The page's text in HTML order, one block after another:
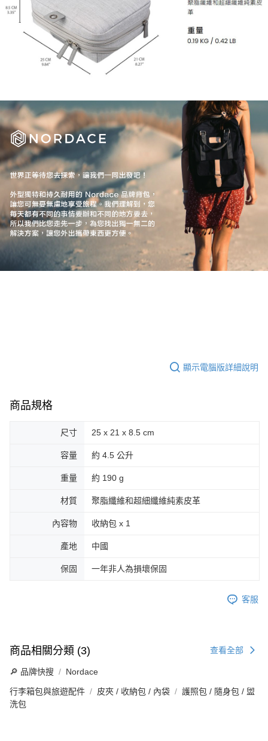
顯示電腦版詳細說明
商品規格
尺寸 25 x 21 x 8.5 cm
容量 約 4.5 公升
重量 約 190 g
材質 聚脂纖維和超細纖維純素皮革
內容物 收納包 x 1
產地 中國
保固 一年非人為損壞保固
客服
商品相關分類 (3) 查看全部
🔎 品牌快搜 Nordace
行李箱包與旅遊配件 皮夾 / 收納包 / 內袋
護照包 / 隨身包 / 盥
洗包